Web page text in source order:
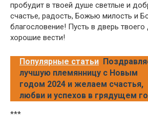
пробудит в твоей душе светлые и
счастье, радость, Божью милость и
благословение! Пусть в дверь
хорошие вести!
Популярные статьи
лучшую племянницу с Новым
годом 2024 и желаем счастья,
любви и успехов в грядущем
***